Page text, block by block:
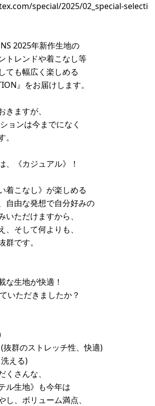
special/2025/02_special-selecti
2025年新作生地の
トレンドや着こなし等
ても幅広く楽しめる
』をお届けします。
ますが、
ョンは今までになく
、《カジュアル》！
着こなし》が楽しめる
自由な発想で自分好みの
ただけますから、
、そして何よりも、
群です。
な生地が快適！
いただきましたか？
(抜群のストレッチ性、快適)
洗える)
さんな、
ル生地》も今年は
し、ボリューム満点、